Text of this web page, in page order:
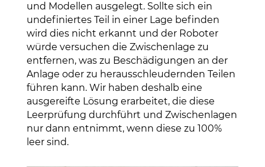
und Modellen ausgelegt. Sollte sich ein
undefiniertes Teil in einer Lage befinden
wird dies nicht erkannt und der Roboter
würde versuchen die Zwischenlage zu
entfernen, was zu Beschädigungen an der
Anlage oder zu herausschleudernden Teilen
führen kann. Wir haben deshalb eine
ausgereifte Lösung erarbeitet, die diese
Leerprüfung durchführt und Zwischenlagen
nur dann entnimmt, wenn diese zu 100%
leer sind.